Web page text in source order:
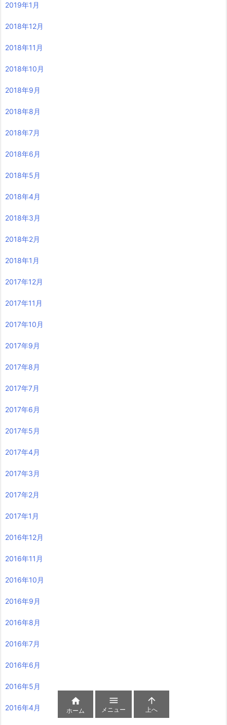
2019年1月
2018年12月
2018年11月
2018年10月
2018年9月
2018年8月
2018年7月
2018年6月
2018年5月
2018年4月
2018年3月
2018年2月
2018年1月
2017年12月
2017年11月
2017年10月
2017年9月
2017年8月
2017年7月
2017年6月
2017年5月
2017年4月
2017年3月
2017年2月
2017年1月
2016年12月
2016年11月
2016年10月
2016年9月
2016年8月
2016年7月
2016年6月
2016年5月
2016年4月

ホーム

メニュー

上へ